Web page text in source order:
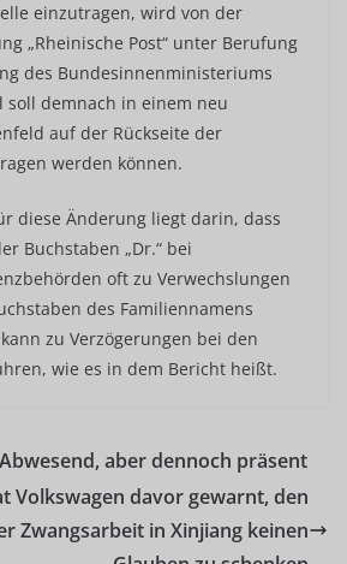
einzutragen, wird von der
„Rheinische Post“ unter Berufung
des Bundesinnenministeriums
soll demnach in einem neu
auf der Rückseite der
werden können.
diese Änderung liegt darin, dass
Buchstaben „Dr.“ bei
oft zu Verwechslungen
des Familiennamens
zu Verzögerungen bei den
wie es in dem Bericht heißt.
aber dennoch präsent
Volkswagen davor gewarnt, den
Zwangsarbeit in Xinjiang keinen